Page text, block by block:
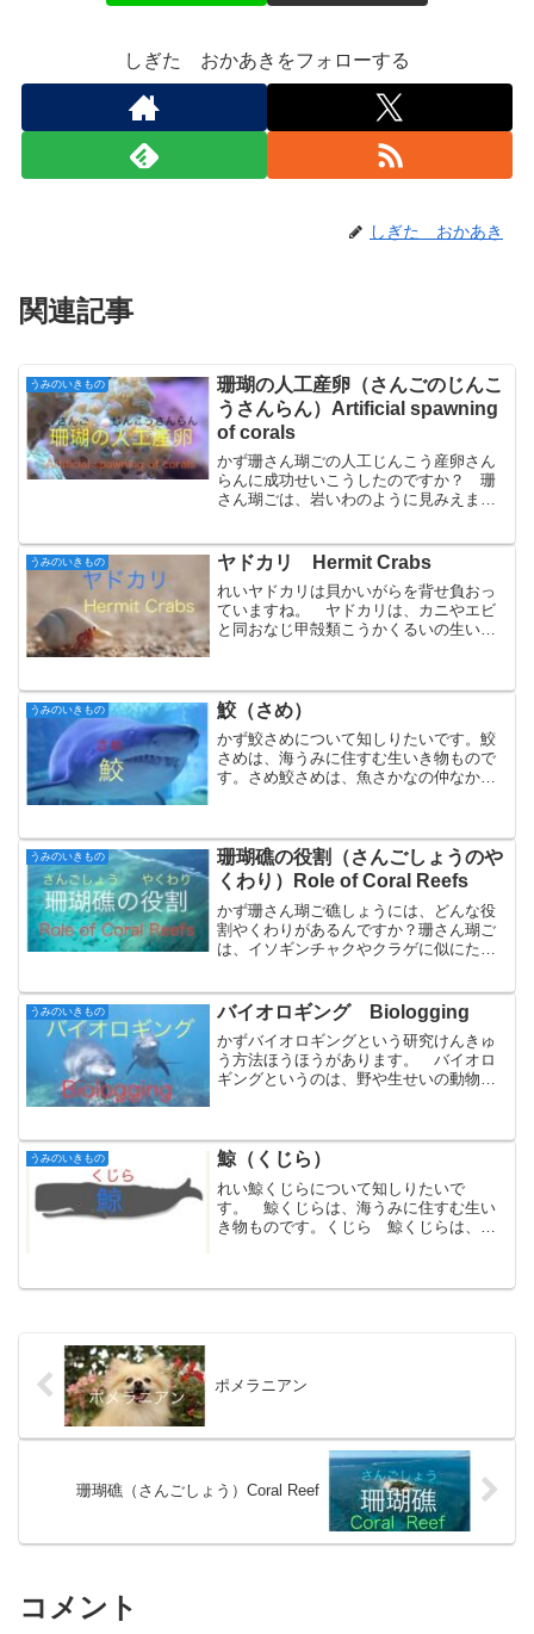
しぎた おかあきをフォローする
しぎた おかあき
関連記事
うみのいきもの
珊瑚の人工産卵（さんごのじんこ
うさんらん）Artificial spawning
of corals
かず珊さん瑚ごの人工じんこう産卵さん
らんに成功せいこうしたのですか？ 珊
さん瑚ごは、岩いわのように見みえます
ぶつですから卵たまごとして生うまれま
す。 海うみの中なかでは...
うみのいきもの ヤドカリ Hermit Crabs
れいヤドカリは貝かいがらを背せ負おっ
ていますね。 ヤドカリは、カニやエビ
と同おなじ甲殻類こうかくるいの生いき
本ほんには、およそ150種類しゅるいのヤ
ドカリがいます。ヤド...
うみのいきもの 鮫（さめ）
かず鮫さめについて知しりたいです。鮫
さめは、海うみに住すむ生いき物もので
す。さめ鮫さめは、魚さかなの仲なか間
がありますか。たべるまえ...
うみのいきもの
珊瑚礁の役割（さんごしょうのや
くわり）Role of Coral Reefs
かず珊さん瑚ご礁しょうには、どんな役
割やくわりがあるんですか？珊さん瑚ご
は、イソギンチャクやクラゲに似にた生
のような地ち形けいです。さんごしょう
珊さん瑚ごや珊さん瑚ご礁...
うみのいきもの バイオロギング Biologging
かずバイオロギングという研究けんきゅ
う方法ほうほうがあります。 バイオロ
ギングというのは、野や生せいの動物ど
つの生活せいかつを観察か...
うみのいきもの 鯨（くじら）
れい鯨くじらについて知しりたいで
す。 鯨くじらは、海うみに住すむ生い
き物ものです。くじら 鯨くじらは、人
ポメラニアン
珊瑚礁（さんごしょう）Coral Reef
コメント